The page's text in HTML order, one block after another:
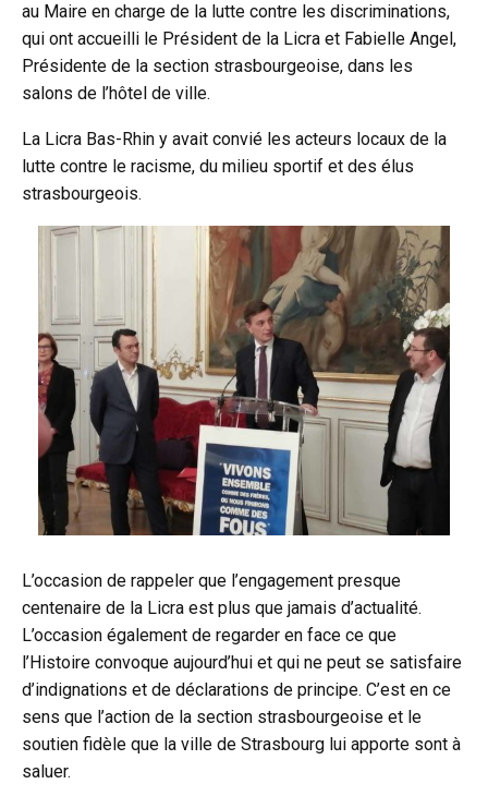
au Maire en charge de la lutte contre les discriminations,
qui ont accueilli le Président de la Licra et Fabielle Angel,
Présidente de la section strasbourgeoise, dans les
salons de l’hôtel de ville.
La Licra Bas-Rhin y avait convié les acteurs locaux de la
lutte contre le racisme, du milieu sportif et des élus
strasbourgeois.
L’occasion de rappeler que l’engagement presque
centenaire de la Licra est plus que jamais d’actualité.
L’occasion également de regarder en face ce que
l’Histoire convoque aujourd’hui et qui ne peut se satisfaire
d’indignations et de déclarations de principe. C’est en ce
sens que l’action de la section strasbourgeoise et le
soutien fidèle que la ville de Strasbourg lui apporte sont à
saluer.